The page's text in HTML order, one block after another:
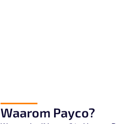
Waarom Payco?